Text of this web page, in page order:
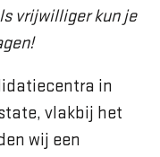
vrijwilliger kun je
in
vlakbij het
wij een